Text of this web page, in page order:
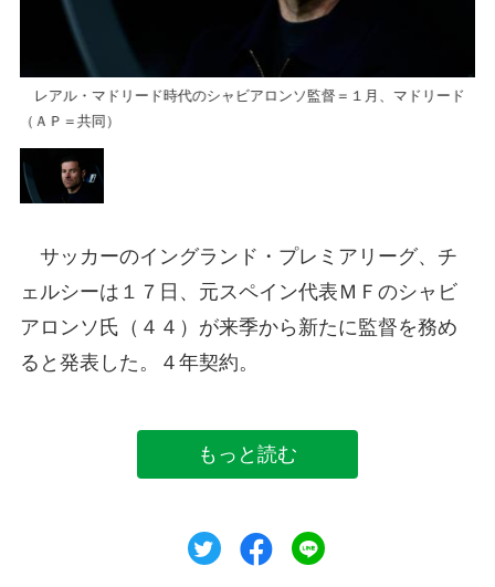
レアル・マドリード時代のシャビアロンソ監督＝１月、マドリード
（ＡＰ＝共同）
サッカーのイングランド・プレミアリーグ、チ
ェルシーは１７日、元スペイン代表ＭＦのシャビ
アロンソ氏（４４）が来季から新たに監督を務め
ると発表した。４年契約。
もっと読む
ツイートシェア